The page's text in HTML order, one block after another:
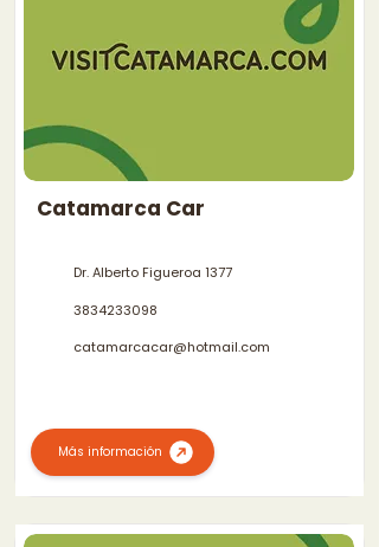
Catamarca Car
Dr. Alberto Figueroa 1377
3834233098
catamarcacar@hotmail.com
Más información